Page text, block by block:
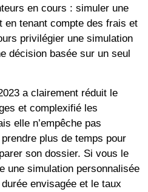
en cours : simuler une
en tenant compte des frais et
privilégier une simulation
décision basée sur un seul
a clairement réduit le
et complexifié les
elle n’empêche pas
plus de temps pour
son dossier. Si vous le
une simulation personnalisée
envisagée et le taux